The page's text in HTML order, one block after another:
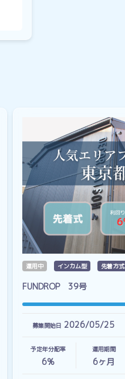
運用中 インカム型 先着方式
FUNDROP 39号
募集開始日 2026/05/25
予定年分配率
6%
運用期間
6ヶ月